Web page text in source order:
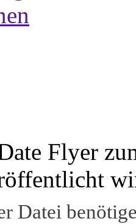
Flyer
Datei